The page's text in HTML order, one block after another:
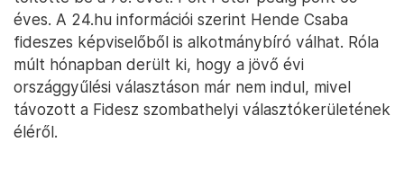
éves. A 24.hu információi szerint Hende Csaba
fideszes képviselőből is alkotmánybíró válhat. Róla
múlt hónapban derült ki, hogy a jövő évi
országgyűlési választáson már nem indul, mivel
távozott a Fidesz szombathelyi választókerületének
éléről.